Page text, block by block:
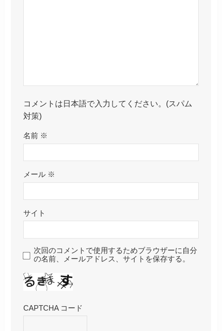
コメントは日本語で入力してください。(スパム
対策)
名前 ※
メール ※
サイト
次回のコメントで使用するためブラウザーに自分
の名前、メールアドレス、サイトを保存する。
CAPTCHA コード